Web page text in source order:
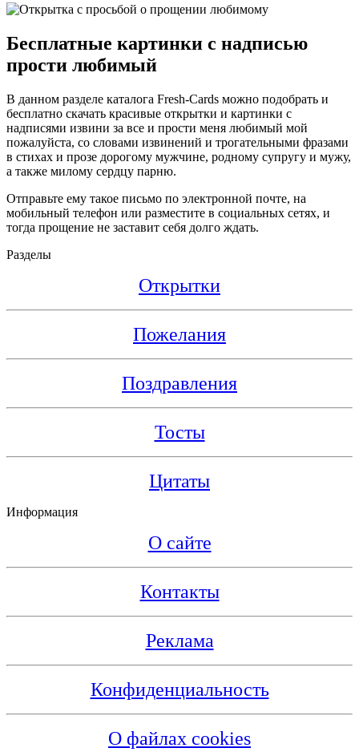
Бесплатные картинки с надписью
прости любимый
В данном разделе каталога Fresh-Cards можно подобрать и
бесплатно скачать красивые открытки и картинки с
надписями извини за все и прости меня любимый мой
пожалуйста, со словами извинений и трогательными фразами
в стихах и прозе дорогому мужчине, родному супругу и мужу,
а также милому сердцу парню.
Отправьте ему такое письмо по электронной почте, на
мобильный телефон или разместите в социальных сетях, и
тогда прощение не заставит себя долго ждать.
Разделы
Открытки
Пожелания
Поздравления
Тосты
Цитаты
Информация
О сайте
Контакты
Реклама
Конфиденциальность
О файлах cookies